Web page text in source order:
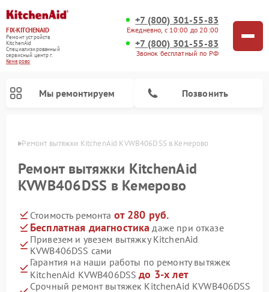
FIX-KITCHENAID
Ремонт устройств
KitchenAid
Специализированный
cервисный центр г.
Кемерово
+7 (800) 301-55-83
Ежедневно, с 10:00 до 20:00
+7 (800) 301-55-83
Звонок бесплатный по РФ
Мы ремонтируем Позвонить
Ремонт вытяжки KitchenAid KVWB406DSS в Кемерово
Ремонт вытяжки KitchenAid
KVWB406DSS в Кемерово
Стоимость ремонта от 280 руб.
Бесплатная диагностика даже при отказе
Привезем и увезем вытяжку KitchenAid
KVWB406DSS сами
Гарантия на наши работы по ремонту вытяжек
KitchenAid KVWB406DSSдо 3-х лет
Срочный ремонт вытяжек KitchenAid KVWB406DSS